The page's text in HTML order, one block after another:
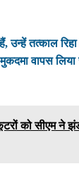
उन्हें तत्काल
वापस
को सीएम ने